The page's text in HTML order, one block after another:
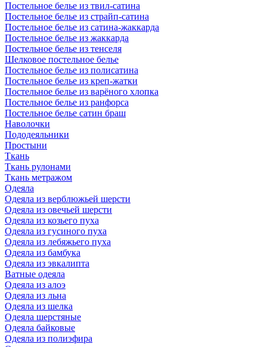
Постельное белье из твил-сатина
Постельное белье из страйп-сатина
Постельное белье из сатина-жаккарда
Постельное белье из жаккарда
Постельное белье из тенселя
Шелковое постельное белье
Постельное белье из полисатина
Постельное белье из креп-жатки
Постельное белье из варёного хлопка
Постельное белье из ранфорса
Постельное белье сатин браш
Наволочки
Пододеяльники
Простыни
Ткань
Ткань рулонами
Ткань метражом
Одеяла
Одеяла из верблюжьей шерсти
Одеяла из овечьей шерсти
Одеяла из козьего пуха
Одеяла из гусиного пуха
Одеяла из лебяжьего пуха
Одеяла из бамбука
Одеяла из эвкалипта
Ватные одеяла
Одеяла из алоэ
Одеяла из льна
Одеяла из шелка
Одеяла шерстяные
Одеяла байковые
Одеяла из полиэфира